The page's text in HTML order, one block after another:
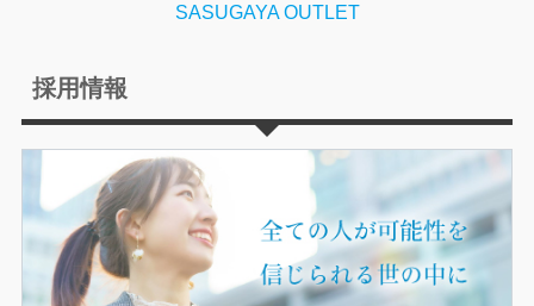
SASUGAYA OUTLET
採用情報